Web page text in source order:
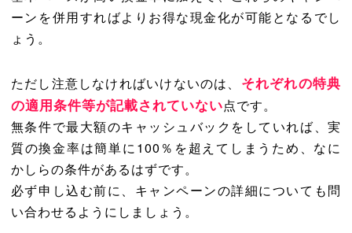
ーンを併用すればよりお得な現金化が可能となるでし
ょう。
ただし注意しなければいけないのは、 それぞれの特典
の適用条件等が記載されていない点です。
無条件で最大額のキャッシュバックをしていれば、実
質の換金率は簡単に100％を超えてしまうため、なに
かしらの条件があるはずです。
必ず申し込む前に、キャンペーンの詳細についても問
い合わせるようにしましょう。